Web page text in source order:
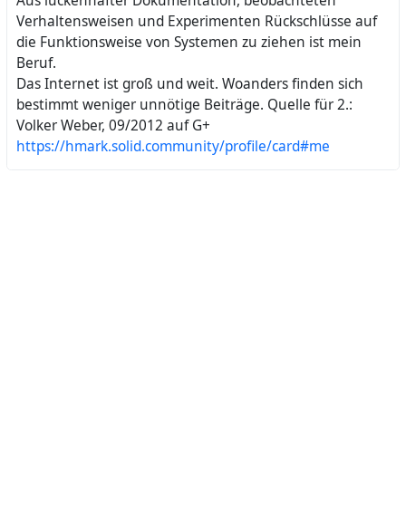
Verhaltensweisen und Experimenten Rückschlüsse auf
die Funktionsweise von Systemen zu ziehen ist mein
Beruf.
Das Internet ist groß und weit. Woanders finden sich
bestimmt weniger unnötige Beiträge. Quelle für 2.:
Volker Weber, 09/2012 auf G+
https://hmark.solid.community/profile/card#me